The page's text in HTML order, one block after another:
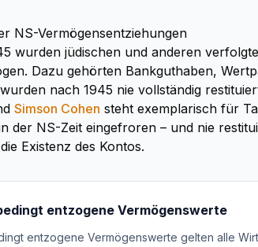
NS-Vermögensentziehungen
wurden jüdischen und anderen
Dazu gehörten Bankguthaben,
nach 1945 nie vollständig
Simson Cohen steht exemplarisch für
der NS-Zeit eingefroren – und nie
Existenz des Kontos.
entzogene Vermögenswerte
entzogene Vermögenswerte gelten alle